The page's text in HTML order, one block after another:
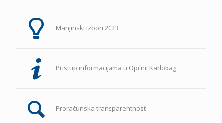
Manjinski izbori 2023
Pristup informacijama u Općini Karlobag
Proračunska transparentnost